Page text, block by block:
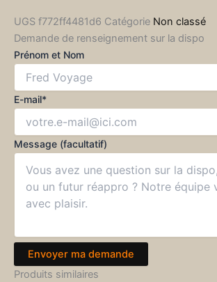
UGS f772ff4481d6 Catégorie Non classé
Demande de renseignement sur la dispo
Prénom et Nom
E-mail*
Message (facultatif)
Envoyer ma demande
Produits similaires